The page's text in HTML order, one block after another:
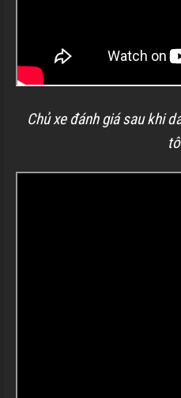
Chủ xe đánh giá sau khi
tô